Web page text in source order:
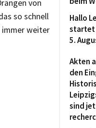
von
so schnell
immer weiter
Hallo
startet
5.
Akten
den
sind